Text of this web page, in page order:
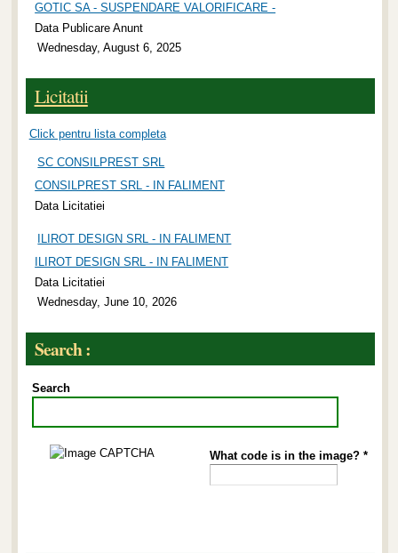
GOTIC SA - SUSPENDARE VALORIFICARE -
Data Publicare Anunt
Wednesday, August 6, 2025
Licitatii
Click pentru lista completa
SC CONSILPREST SRL
CONSILPREST SRL - IN FALIMENT
Data Licitatiei
ILIROT DESIGN SRL - IN FALIMENT
ILIROT DESIGN SRL - IN FALIMENT
Data Licitatiei
Wednesday, June 10, 2026
Search :
Search
What code is in the image? *